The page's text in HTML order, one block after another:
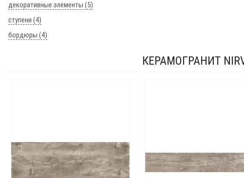
декоративные элементы (5)
ступени (4)
бордюры (4)
КЕРАМОГРАНИТ